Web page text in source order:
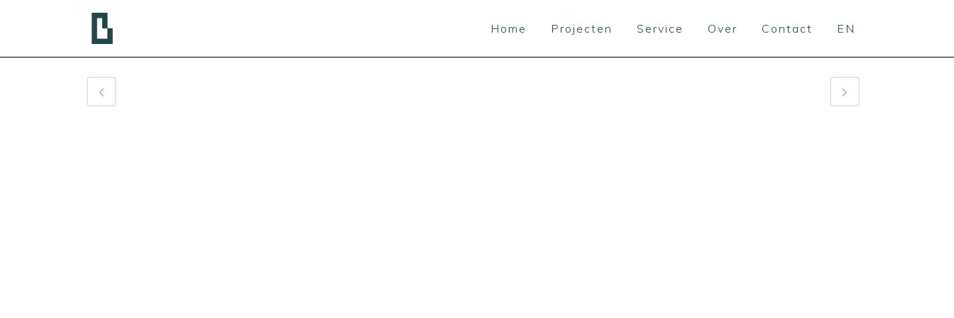
Home Projecten Service Over Contact EN